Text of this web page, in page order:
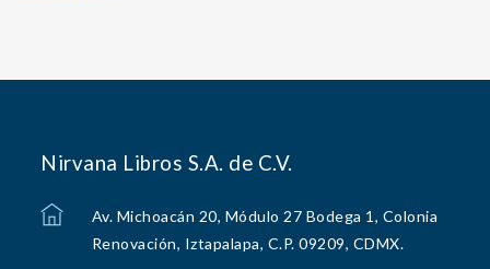
Nirvana Libros S.A. de C.V.
Av. Michoacán 20, Módulo 27 Bodega 1, Colonia
Renovación, Iztapalapa, C.P. 09209, CDMX.